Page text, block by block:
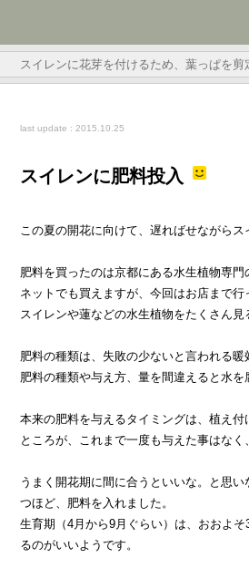
スイレンに花芽を付けるため、葉っぱを剪
last update : 2015.10.25
スイレンに肥料投入
この夏の開花に向けて、遅ればせながらス
肥料を買ったのは京都にある水生植物専
ネットでも買えますが、今回はお店まで
スイレンや蓮などの水生植物をたくさん見
肥料の種類は、失敗の少ないと言われる暖
肥料の種類や与え方、量を間違えると水
本来の肥料を与えるタイミングは、植え付
ところが、これまで一度も与えた事はな
うまく開花期に間に合うといいな。と思
つほど、肥料を入れました。
生育期（4月から9月ぐらい）は、おおよ
るのがいいようです。